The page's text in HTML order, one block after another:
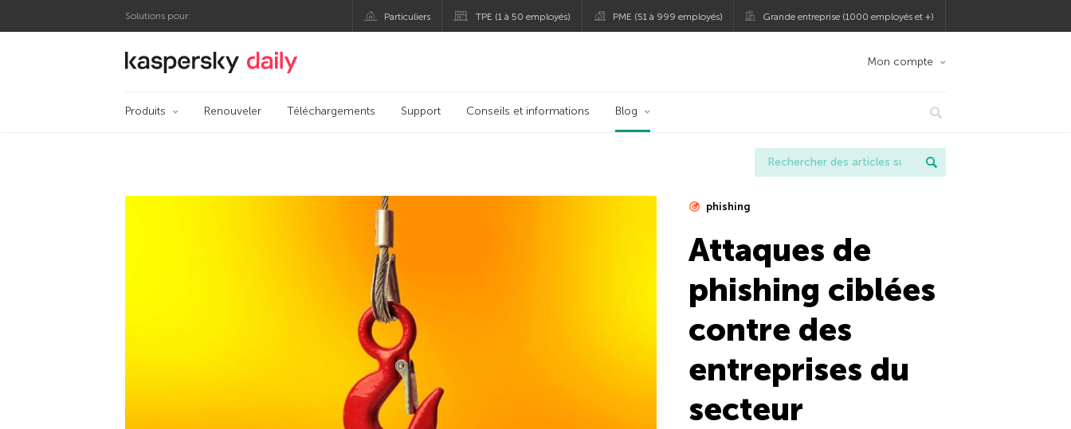
Solutions pour: Particuliers TPE (1 à 50 employés) PME (51 à 999 employés) Grande entreprise (1000 employés et +)
Blog officiel de Kaspersky Mon compte
Produits Renouveler Téléchargements Support Conseils et informations Blog
phishing
Attaques de
phishing ciblées
contre des
entreprises du
secteur